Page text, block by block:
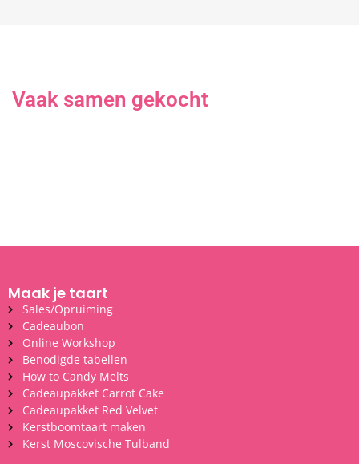
Vaak samen gekocht
Maak je taart
Sales/Opruiming
Cadeaubon
Online Workshop
Benodigde tabellen
How to Candy Melts
Cadeaupakket Carrot Cake
Cadeaupakket Red Velvet
Kerstboomtaart maken
Kerst Moscovische Tulband